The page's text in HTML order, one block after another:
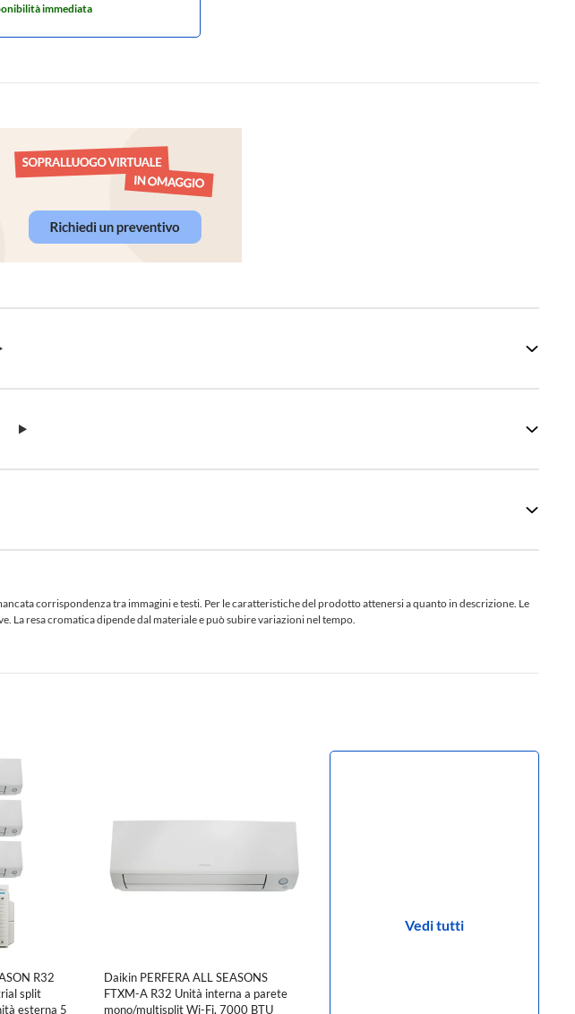
immediata
corrispondenza tra immagini e testi. Per le caratteristiche del prodotto attenersi a quanto in descrizione. Le
resa cromatica dipende dal materiale e può subire variazioni nel tempo.
R32
split
esterna 5
Daikin PERFERA ALL SEASONS
FTXM-A R32 Unità interna a parete
mono/multisplit Wi-Fi, 7000 BTU
Vedi tutti